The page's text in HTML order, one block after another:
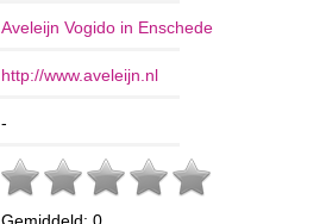
Aveleijn Vogido in Enschede
http://www.aveleijn.nl
-